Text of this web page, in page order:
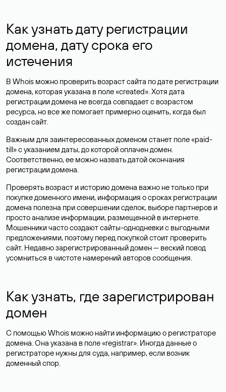
Как узнать дату регистрации
домена, дату срока его
истечения
В Whois можно проверить возраст сайта по дате регистрации
домена, которая указана в поле «created». Хотя дата
регистрации домена не всегда совпадает с возрастом
ресурса, но все же помогает примерно оценить, когда был
создан сайт.
Важным для заинтересованных доменом станет поле «paid-
till» с указанием даты, до которой оплачен домен.
Соответственно, ее можно назвать датой окончания
регистрации домена.
Проверять возраст и историю домена важно не только при
покупке доменного имени, информация о сроках регистрации
домена полезна при совершении сделок, выборе партнеров и
просто анализе информации, размещенной в интернете.
Мошенники часто создают сайты-однодневки с выгодными
предложениями, поэтому перед покупкой стоит проверить
сайт. Недавно зарегистрированный домен — веский повод
усомниться в чистоте намерений авторов сообщения.
Как узнать, где зарегистрирован
домен
С помощью Whois можно найти информацию о регистраторе
домена. Она указана в поле «registrar». Иногда данные о
регистраторе нужны для суда, например, если возник
доменный спор.